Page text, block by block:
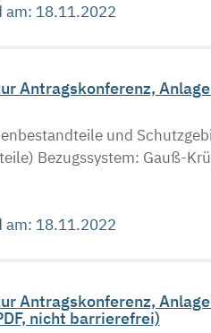
am: 18.11.2022
Antragskonferenz,
und
Bezugssystem: Gauß-
am: 18.11.2022
Antragskonferenz,
nicht barrierefrei)